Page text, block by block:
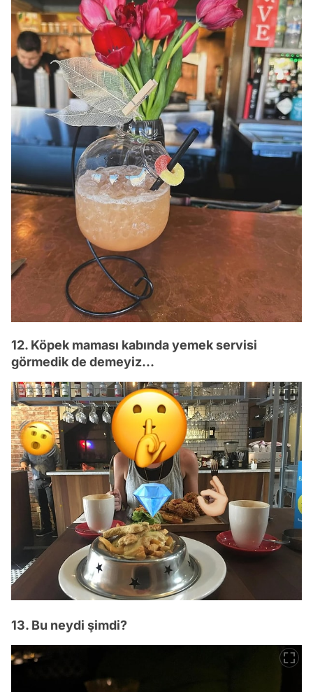
12. Köpek maması kabında yemek servisi
görmedik de demeyiz...
13. Bu neydi şimdi?